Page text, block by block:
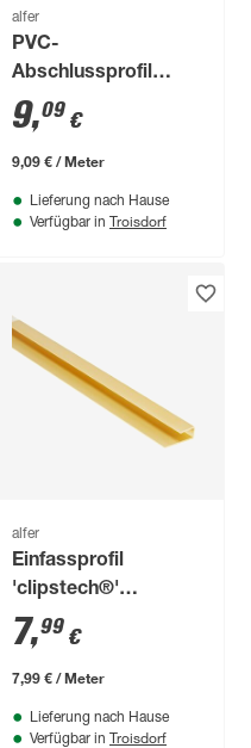
alfer
PVC-
Abschlussprofil
'clipstech®'
ahornfarben 1000 x
25 x 8 mm
9,09 €
9,09 € / Meter
Lieferung nach Hause
Verfügbar in Troisdorf
alfer
Einfassprofil
'clipstech®'
Aluminium
messingfarben 1000
x 15 mm
7,99 €
7,99 € / Meter
Lieferung nach Hause
Verfügbar in Troisdorf